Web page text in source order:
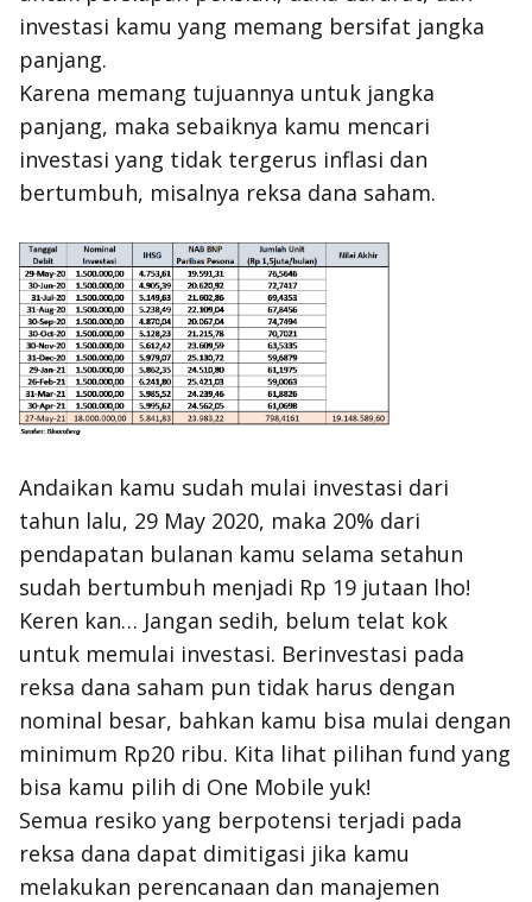
investasi kamu yang memang bersifat jangka
panjang.
Karena memang tujuannya untuk jangka
panjang, maka sebaiknya kamu mencari
investasi yang tidak tergerus inflasi dan
bertumbuh, misalnya reksa dana saham.
Andaikan kamu sudah mulai investasi dari
tahun lalu, 29 May 2020, maka 20% dari
pendapatan bulanan kamu selama setahun
sudah bertumbuh menjadi Rp 19 jutaan lho!
Keren kan… Jangan sedih, belum telat kok
untuk memulai investasi. Berinvestasi pada
reksa dana saham pun tidak harus dengan
nominal besar, bahkan kamu bisa mulai dengan
minimum Rp20 ribu. Kita lihat pilihan fund yang
bisa kamu pilih di One Mobile yuk!
Semua resiko yang berpotensi terjadi pada
reksa dana dapat dimitigasi jika kamu
melakukan perencanaan dan manajemen